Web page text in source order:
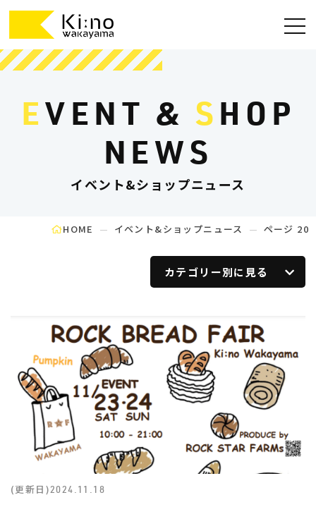
E VENT &S HOP
NEWS
イベント&ショップニュース
HOME イベント&ショップニュース ページ 20
カテゴリー別に見る
(更新日)2024.11.18